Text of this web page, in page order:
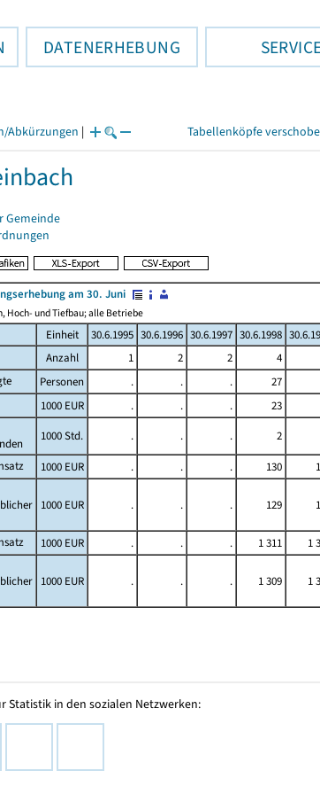
DATENERHEBUNG
Abkürzungen | Tabellenköpfe
Gemeinde
am 30. Juni
Hoch- und Tiefbau; alle Betriebe
Einheit 30.6.1995 30.6.1996 30.6.1997 30.6.1998
Anzahl 1 2 2 4
Personen . . . 27
1000 EUR . . . 23
1000 Std. . . . 2
1000 EUR . . . 130
1000 EUR . . . 129
1000 EUR . . . 1 311 1
1000 EUR . . . 1 309 1
Statistik in den sozialen Netzwerken: